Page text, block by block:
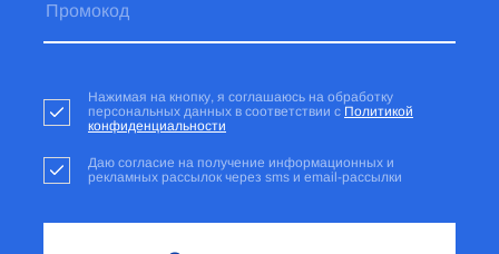
Нажимая на кнопку, я соглашаюсь на обработку
персональных данных в соответствии с Политикой
конфиденциальности
Даю согласие на получение информационных и
рекламных рассылок через sms и email-рассылки